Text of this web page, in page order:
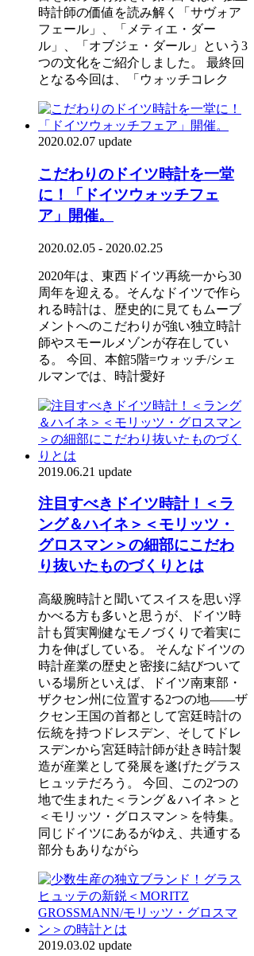
時計師の価値を読み解く「サヴォア
フェール」、「メティエ・ダー
ル」、「オブジェ・ダール」という3
つの文化をご紹介しました。 最終回
となる今回は、「ウォッチコレク
2020.02.07 update
こだわりのドイツ時計を一堂
に！「ドイツウォッチフェ
ア」開催。
2020.02.05 - 2020.02.25
2020年は、東西ドイツ再統一から30
周年を迎える。そんなドイツで作ら
れる時計は、歴史的に見てもムーブ
メントへのこだわりが強い独立時計
師やスモールメゾンが存在してい
る。 今回、本館5階=ウォッチ/シェ
ルマンでは、時計愛好
2019.06.21 update
注目すべきドイツ時計！＜ラ
ング＆ハイネ＞＜モリッツ・
グロスマン＞の細部にこだわ
り抜いたものづくりとは
高級腕時計と聞いてスイスを思い浮
かべる方も多いと思うが、ドイツ時
計も質実剛健なモノづくりで着実に
力を伸ばしている。 そんなドイツの
時計産業の歴史と密接に結びついて
いる場所といえば、ドイツ南東部・
ザクセン州に位置する2つの地――ザ
クセン王国の首都として宮廷時計の
伝統を持つドレスデン、そしてドレ
スデンから宮廷時計師が赴き時計製
造が産業として発展を遂げたグラス
ヒュッテだろう。 今回、この2つの
地で生まれた＜ラング＆ハイネ＞と
＜モリッツ・グロスマン＞を特集。
同じドイツにあるがゆえ、共通する
部分もありながら
2019.03.02 update